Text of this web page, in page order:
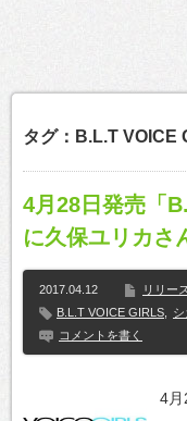
タグ：B.L.T VOICE
4月28日発売「
に久保ユリカさ
2017.04.12
リリース
B.L.T VOICE GIRLS
シ
コメントを書く
4月